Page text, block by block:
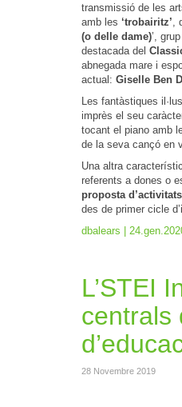
transmissió de les
amb les ‘trobairitz’,
(o delle dame)’,
destacada del
abnegada mare i
actual: Giselle Ben
Les fantàstiques
imprès el seu
tocant el piano amb
de la seva cançó en
Una altra
referents a dones o
proposta d’activitats
des de primer cicle
dbalears |
L’STEI
centrals
28 Novembre 2019